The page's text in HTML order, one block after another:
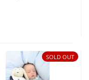
SOLD OUT